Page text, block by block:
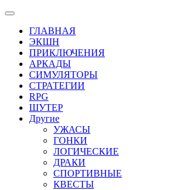
ГЛАВНАЯ
ЭКШН
ПРИКЛЮЧЕНИЯ
АРКАДЫ
СИМУЛЯТОРЫ
СТРАТЕГИИ
RPG
ШУТЕР
Другие
УЖАСЫ
ГОНКИ
ЛОГИЧЕСКИЕ
ДРАКИ
СПОРТИВНЫЕ
КВЕСТЫ